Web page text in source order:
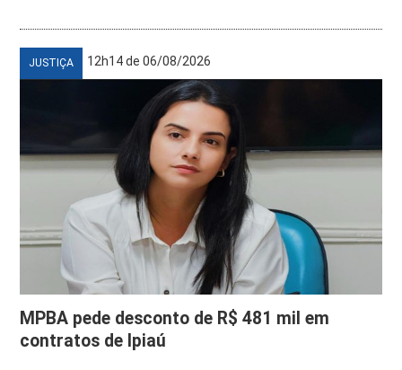
JUSTIÇA 12h14 de 06/08/2026
MPBA pede desconto de R$ 481 mil em
contratos de Ipiaú